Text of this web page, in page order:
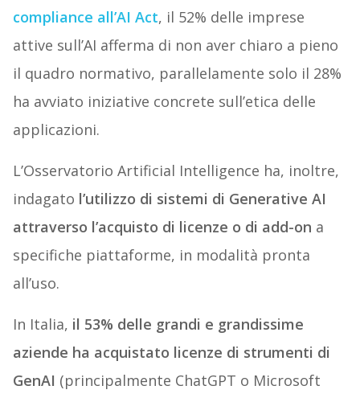
compliance all’AI Act, il 52% delle imprese
attive sull’AI afferma di non aver chiaro a pieno
il quadro normativo, parallelamente solo il 28%
ha avviato iniziative concrete sull’etica delle
applicazioni.
L’Osservatorio Artificial Intelligence ha, inoltre,
indagato l’utilizzo di sistemi di Generative AI
attraverso l’acquisto di licenze o di add-on a
specifiche piattaforme, in modalità pronta
all’uso.
In Italia, il 53% delle grandi e grandissime
aziende ha acquistato licenze di strumenti di
GenAI (principalmente ChatGPT o Microsoft